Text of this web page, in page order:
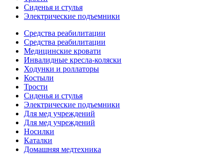
Сиденья и стулья
Электрические подъемники
Средства реабилитации
Средства реабилитации
Медицинские кровати
Инвалидные кресла-коляски
Ходунки и роллаторы
Костыли
Трости
Сиденья и стулья
Электрические подъемники
Для мед учреждений
Для мед учреждений
Носилки
Каталки
Домашняя медтехника